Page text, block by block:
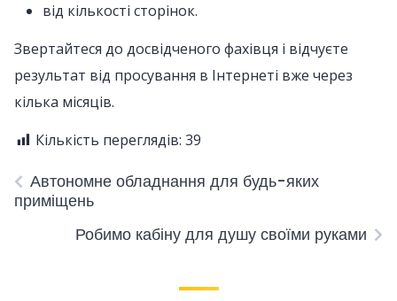
від кількості сторінок.
Звертайтеся до досвідченого фахівця і відчуєте
результат від просування в Інтернеті вже через
кілька місяців.
Кількість переглядів: 39
Автономне обладнання для будь-яких
приміщень
Робимо кабіну для душу своїми руками